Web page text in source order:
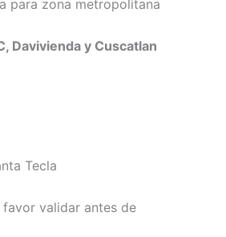
para zona metropolitana
Davivienda y Cuscatlan
Tecla
validar antes de